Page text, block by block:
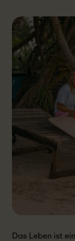
Das Leben ist